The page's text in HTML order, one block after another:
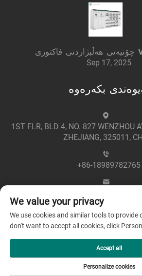
Sep 17, 2025
بکەرەوە
1ST FLR, BLD 4, NO. 827 WENZHOU
ZHEJIANG, 325011,
+86-18989782765
مافەکانی ھەواڵنامەکە ڕزێرکراوە © ٢٠٢٥ بەناوی کۆمپانیا
چونگچیان گرینڤۆڵت الیکتریکی لیمیتەد -
We value your privacy
We use cookies and similar tools to provide
don't want to accept all cookies, click
Personalize cookies
Accept all